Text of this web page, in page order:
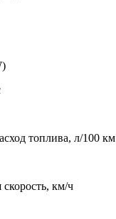
топлива, л/100 км
км/ч